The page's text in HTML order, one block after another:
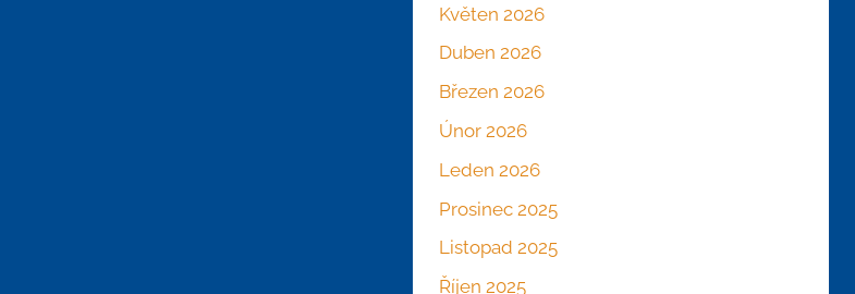
Květen 2026
Duben 2026
Březen 2026
Únor 2026
Leden 2026
Prosinec 2025
Listopad 2025
Říjen 2025